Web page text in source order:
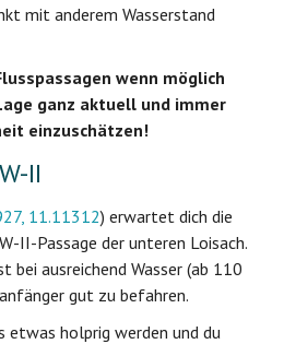
mit anderem Wasserstand
wenn möglich
ganz aktuell und immer
einzuschätzen!
II
11.11312) erwartet dich die
II-Passage der unteren Loisach.
bei ausreichend Wasser (ab 110
gut zu befahren.
etwas holprig werden und du